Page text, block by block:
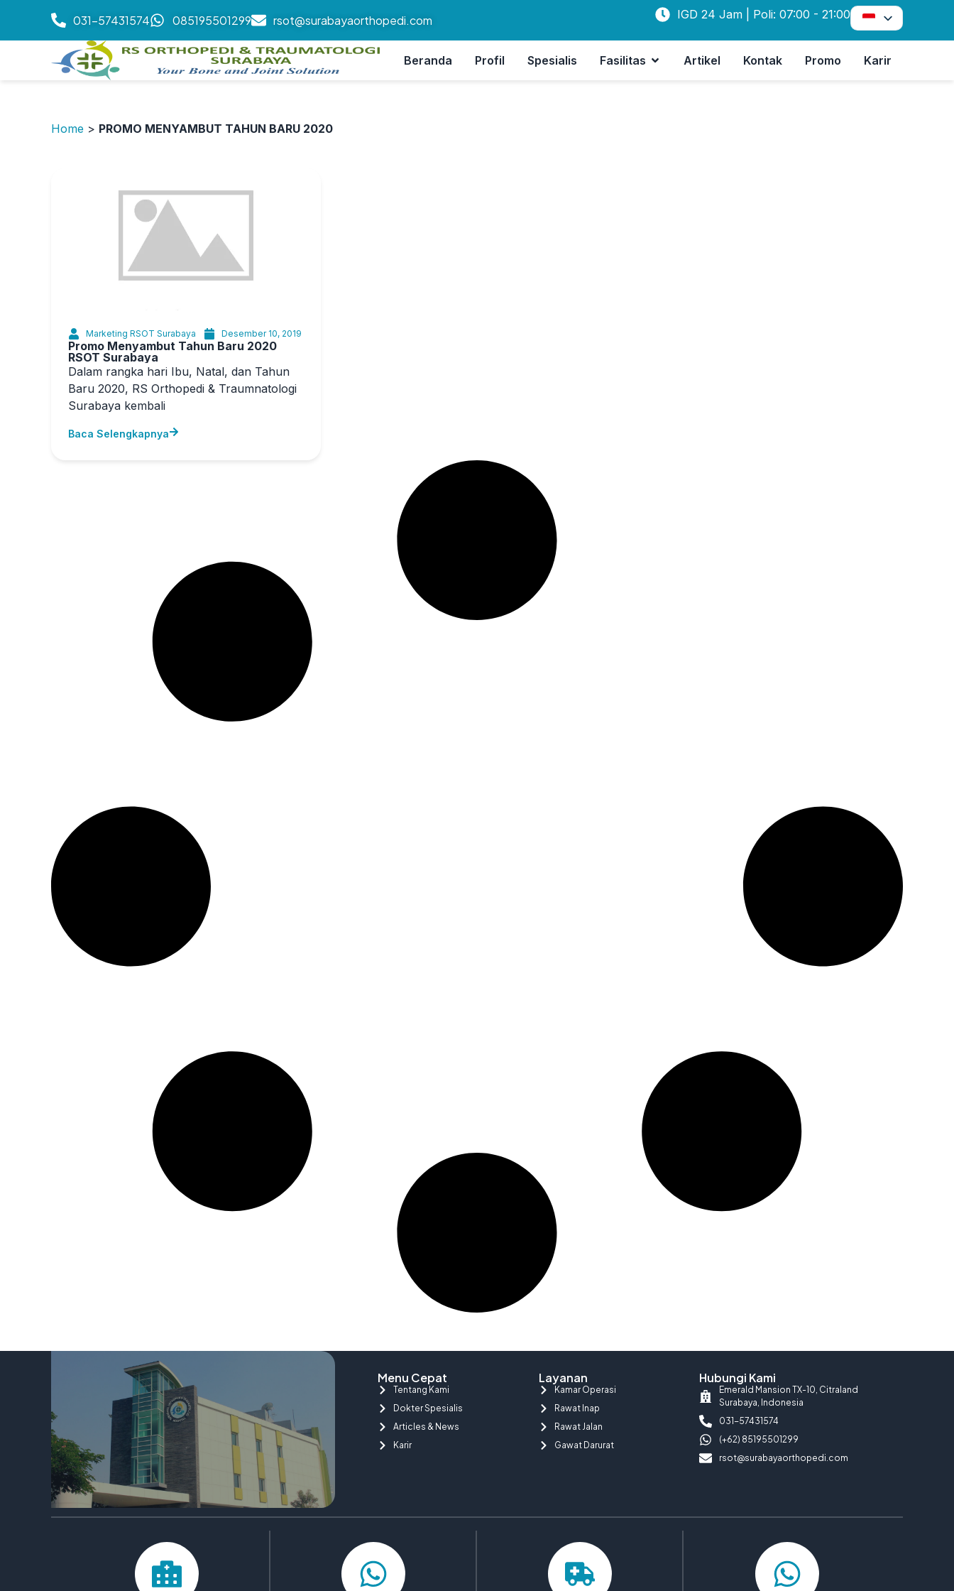
031-57431574 085195501299 rsot@surabayaorthopedi.com IGD 24 Jam | Poli: 07:00 - 21:00
Beranda Profil Spesialis Fasilitas Artikel Kontak Promo Karir
Home > PROMO MENYAMBUT TAHUN BARU 2020
Marketing RSOT Surabaya Desember 10, 2019
Promo Menyambut Tahun Baru 2020
RSOT Surabaya
Dalam rangka hari Ibu, Natal, dan Tahun
Baru 2020, RS Orthopedi & Traumnatologi
Surabaya kembali
Baca Selengkapnya
Menu Cepat
Tentang Kami
Dokter Spesialis
Articles & News
Karir
Layanan
Kamar Operasi
Rawat Inap
Rawat Jalan
Gawat Darurat
Hubungi Kami
Emerald Mansion TX-10, Citraland
Surabaya, Indonesia
031-57431574
(+62) 85195501299
rsot@surabayaorthopedi.com